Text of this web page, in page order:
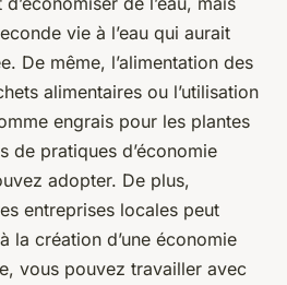
vie à l’eau qui aurait
De même, l’alimentation des
alimentaires ou l’utilisation
engrais pour les plantes
de pratiques d’économie
adopter. De plus,
entreprises locales peut
la création d’une économie
vous pouvez travailler avec